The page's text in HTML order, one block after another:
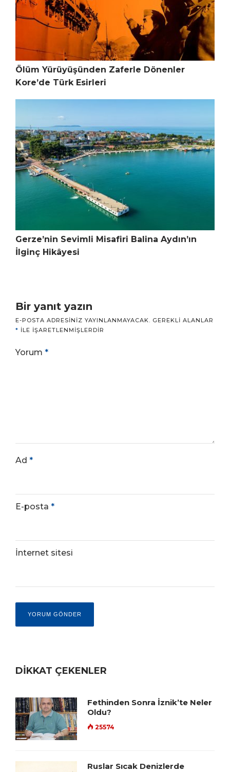
Ölüm Yürüyüşünden Zaferle Dönenler
Kore’de Türk Esirleri
Gerze’nin Sevimli Misafiri Balina Aydın’ın
İlginç Hikâyesi
Bir yanıt yazın
E-POSTA ADRESINIZ YAYINLANMAYACAK. GEREKLI ALANLAR
* ILE IŞARETLENMIŞLERDIR
Yorum *
Ad *
E-posta *
İnternet sitesi
DİKKAT ÇEKENLER
Fethinden Sonra İznik’te Neler
Oldu?
25574
Ruslar Sıcak Denizlerde